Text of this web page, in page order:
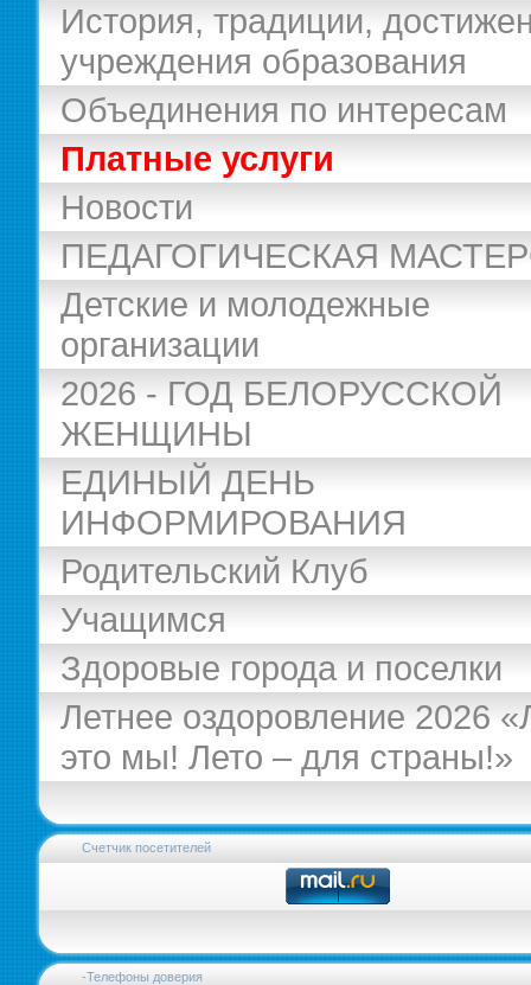
История, традиции,
учреждения образования
Объединения по интересам
Платные услуги
Новости
ПЕДАГОГИЧЕСКАЯ
Детские и молодежные
организации
2026 - ГОД БЕЛОРУССКОЙ
ЖЕНЩИНЫ
ЕДИНЫЙ ДЕНЬ
ИНФОРМИРОВАНИЯ
Родительский Клуб
Учащимся
Здоровые города и поселки
Летнее оздоровление 2026
это мы! Лето – для страны!»
Счетчик посетителей
-Телефоны доверия